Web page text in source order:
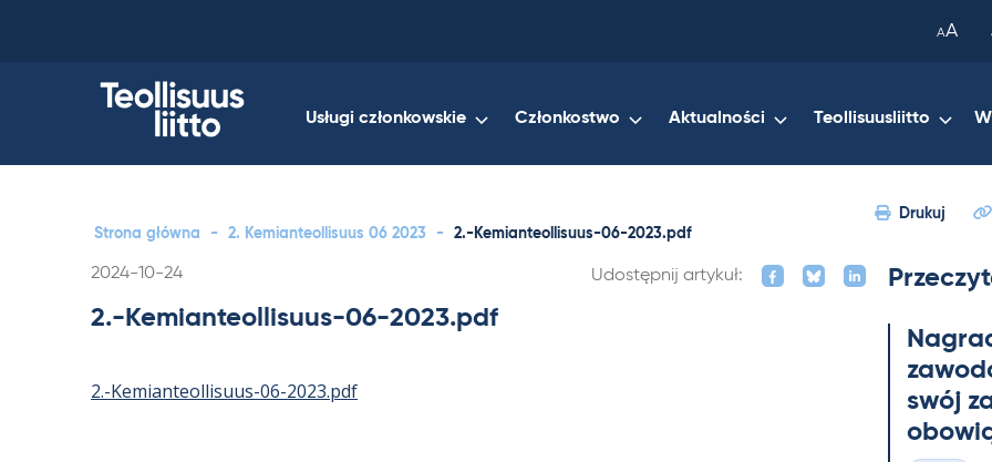
AA
Usługi członkowskie Członkostwo Aktualności Teollisuusliitto
Strona główna - 2. Kemianteollisuus 06 2023 - 2.-Kemianteollisuus-06-2023.pdf
Drukuj
Kirjoitettu
2024-10-24 Udostępnij artykuł:
2.-Kemianteollisuus-06-2023.pdf
2.-Kemianteollisuus-06-2023.pdf
swój
your
clipboard.)